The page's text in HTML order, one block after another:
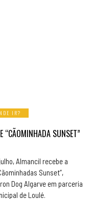
IR?
“CÃOMINHADA SUNSET”
Almancil recebe a
Sunset”,
Dog Algarve em parceria
de Loulé.